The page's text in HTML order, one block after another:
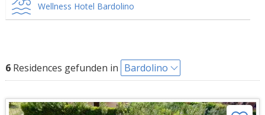
Wellness Hotel Bardolino
6Residences gefunden in Bardolino